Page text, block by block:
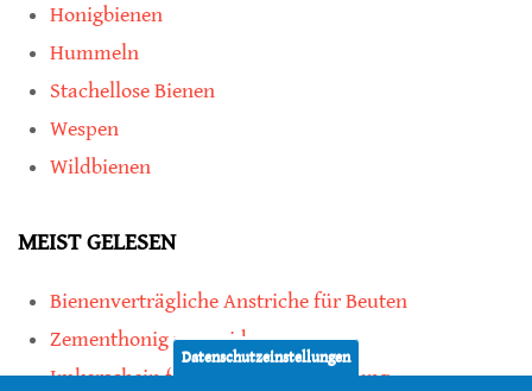
Honigbienen
Hummeln
Stachellose Bienen
Wespen
Wildbienen
MEIST GELESEN
Bienenverträgliche Anstriche für Beuten
Zementhonig vermeiden
Imkerschein für Honigbienen-Haltung
Datenschutzeinstellungen